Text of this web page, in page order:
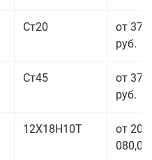
Ст20
от 37
руб.
Ст45
от 37
руб.
12Х18Н10Т
от 208
080,00